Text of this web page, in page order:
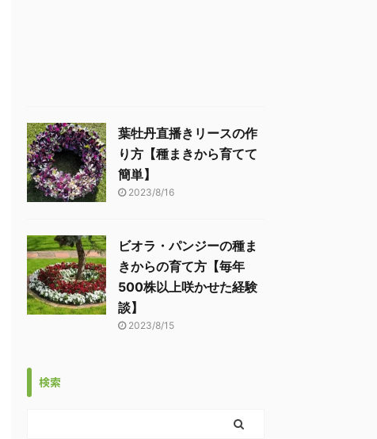
葉牡丹直播きリースの作
り方【種まきから育てて
簡単】
2023/8/16
ビオラ・パンジーの種ま
きからの育て方【毎年
500株以上咲かせた経験
談】
2023/8/15
検索